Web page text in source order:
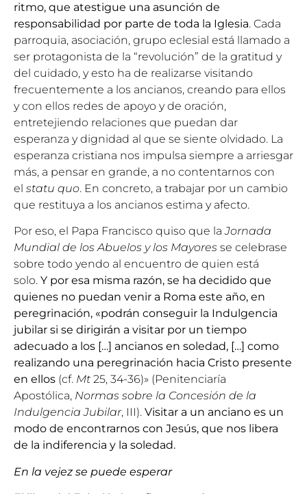
ritmo, que atestigue una asunción de
responsabilidad por parte de toda la Iglesia. Cada
parroquia, asociación, grupo eclesial está llamado a
ser protagonista de la “revolución” de la gratitud y
del cuidado, y esto ha de realizarse visitando
frecuentemente a los ancianos, creando para ellos
y con ellos redes de apoyo y de oración,
entretejiendo relaciones que puedan dar
esperanza y dignidad al que se siente olvidado. La
esperanza cristiana nos impulsa siempre a arriesgar
más, a pensar en grande, a no contentarnos con
el statu quo. En concreto, a trabajar por un cambio
que restituya a los ancianos estima y afecto.
Por eso, el Papa Francisco quiso que laJornada
Mundial de los Abuelos y los Mayores se celebrase
sobre todo yendo al encuentro de quien está
solo. Y por esa misma razón, se ha decidido que
quienes no puedan venir a Roma este año, en
peregrinación, «podrán conseguir la Indulgencia
jubilar si se dirigirán a visitar por un tiempo
adecuado a los […] ancianos en soledad, […] como
realizando una peregrinación hacia Cristo presente
en ellos (cf. Mt 25, 34-36)» (Penitenciaría
Apostólica, Normas sobre la Concesión de la
Indulgencia Jubilar, III). Visitar a un anciano es un
modo de encontrarnos con Jesús, que nos libera
de la indiferencia y la soledad.
En la vejez se puede esperar